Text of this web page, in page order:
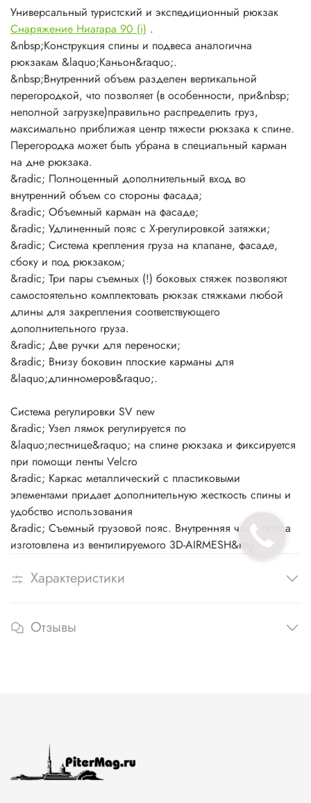
Система регулировки SV new
&radic; Узел лямок регулируется по
&laquo;лестнице&raquo; на спине рюкзака и фиксируется
при помощи ленты Velcro
&radic; Каркас металлический с пластиковыми
элементами придает дополнительную жесткость спины и
удобство использования
&radic; Съемный грузовой пояс. Внутренняя часть пояса
изготовлена из вентилируемого 3D-AIRMESH&reg;
Универсальный туристский и экспедиционный рюкзак
Снаряжение Ниагара 90 (i) .
&nbsp;Конструкция спины и подвеса аналогична
рюкзакам &laquo;Каньон&raquo;.
&nbsp;Внутренний объем разделен вертикальной
перегородкой, что позволяет (в особенности, при&nbsp;
неполной загрузке)правильно распределить груз,
максимально приближая центр тяжести рюкзака к спине.
Перегородка может быть убрана в специальный карман
на дне рюкзака.
&radic; Полноценный дополнительный вход во
внутренний объем со стороны фасада;
&radic; Объемный карман на фасаде;
&radic; Удлиненный пояс с Х-регулировкой затяжки;
&radic; Система крепления груза на клапане, фасаде,
сбоку и под рюкзаком;
&radic; Три пары съемных (!) боковых стяжек позволяют
самостоятельно комплектовать рюкзак стяжками любой
длины для закрепления соответствующего
дополнительного груза.
&radic; Две ручки для переноски;
&radic; Внизу боковин плоские карманы для
&laquo;длинномеров&raquo;.
Система регулировки SV new
&radic; Узел лямок регулируется по
&laquo;лестнице&raquo; на спине рюкзака и фиксируется
при помощи ленты Velcro
&radic; Каркас металлический с пластиковыми
элементами придает дополнительную жесткость спины и
удобство использования
&radic; Съемный грузовой пояс. Внутренняя часть пояса
изготовлена из вентилируемого 3D-AIRMESH&reg;
Характеристики
Отзывы